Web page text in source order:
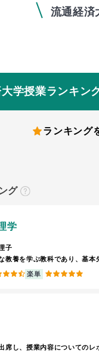
流通経済
学授業ランキン
ランキング
グ
？
学
子
楽単 5